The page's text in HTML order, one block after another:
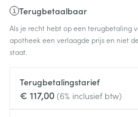
Terugbetaalbaar
Als je recht hebt op een terugbetaling
apotheek een verlaagde prijs en niet
staat.
Terugbetalingstarief
€ 117,00 (6% inclusief btw)